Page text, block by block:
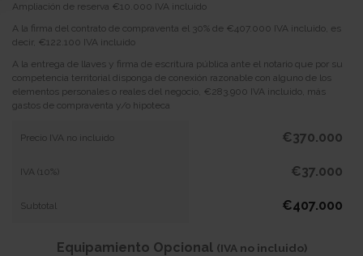
Ampliación de reserva €10.000 IVA incluido
A la firma del contrato de compraventa el 30% de €407.000 IVA incluido, es
decir, €122.100 IVA incluido
A la entrega de llaves y firma de escritura pública ante el notario que por su
competencia territorial disponga de conexión razonable con alguno de los
elementos personales o reales del negocio, €283.900 IVA incluido, más
gastos de compraventa y/o hipoteca
Precio IVA no incluido €370.000
IVA (10%) €37.000
Subtotal €407.000
Equipamiento Opcional (IVA no incluido)